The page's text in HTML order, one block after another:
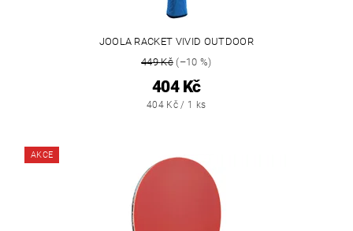
JOOLA RACKET VIVID OUTDOOR
449 Kč(–10 %)
404 Kč
404 Kč / 1 ks
AKCE